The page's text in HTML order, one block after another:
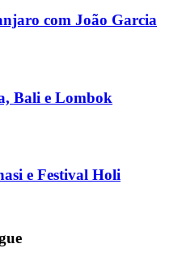
com João Garcia
Bali e Lombok
e Festival Holi